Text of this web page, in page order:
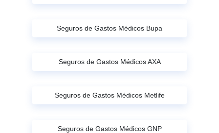
Seguros de Gastos Médicos Bupa
Seguros de Gastos Médicos AXA
Seguros de Gastos Médicos Metlife
Seguros de Gastos Médicos GNP